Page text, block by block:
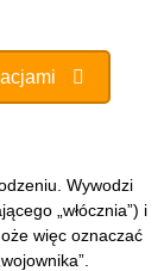
Wywodzi
„włócznia”) i
więc oznaczać